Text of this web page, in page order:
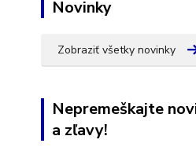
Novinky
Zobraziť všetky novinky
Nepremeškajte
a zľavy!